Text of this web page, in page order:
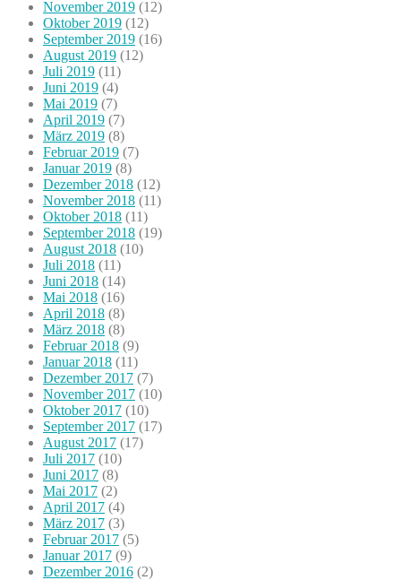
November 2019 (12)
Oktober 2019 (12)
September 2019 (16)
August 2019 (12)
Juli 2019 (11)
Juni 2019 (4)
Mai 2019 (7)
April 2019 (7)
März 2019 (8)
Februar 2019 (7)
Januar 2019 (8)
Dezember 2018 (12)
November 2018 (11)
Oktober 2018 (11)
September 2018 (19)
August 2018 (10)
Juli 2018 (11)
Juni 2018 (14)
Mai 2018 (16)
April 2018 (8)
März 2018 (8)
Februar 2018 (9)
Januar 2018 (11)
Dezember 2017 (7)
November 2017 (10)
Oktober 2017 (10)
September 2017 (17)
August 2017 (17)
Juli 2017 (10)
Juni 2017 (8)
Mai 2017 (2)
April 2017 (4)
März 2017 (3)
Februar 2017 (5)
Januar 2017 (9)
Dezember 2016 (2)